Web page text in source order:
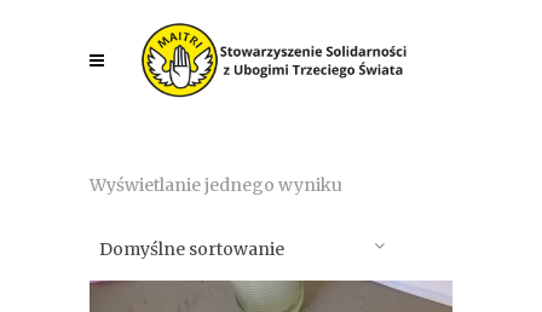
Wyświetlanie jednego wyniku
Domyślne sortowanie